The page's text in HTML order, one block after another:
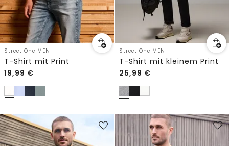
Street One MEN
T-Shirt mit Print
19,99 €
Street One MEN
T-Shirt mit kleinem Print
25,99 €